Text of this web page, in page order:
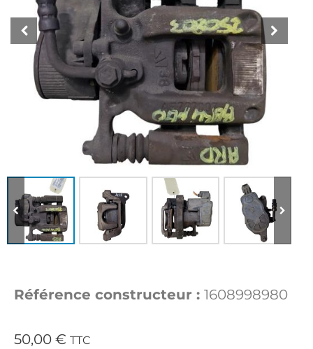
Référence constructeur : 1608998980
50,00 € TTC